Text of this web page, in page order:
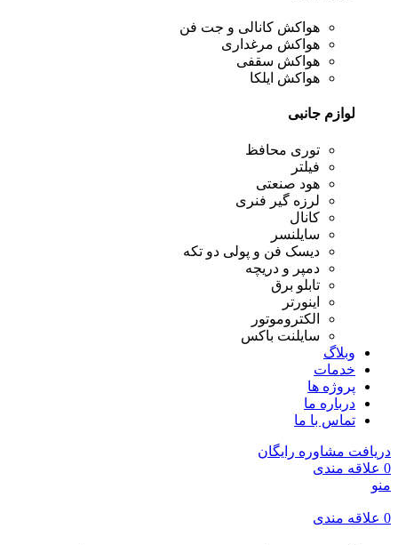
هواکش کانالی و جت فن
هواکش مرغداری
هواکش سقفی
هواکش ایلکا
لوازم جانبی
توری محافظ
فیلتر
هود صنعتی
لرزه گیر فنری
کانال
سایلنسر
دیسک فن و پولی دو تکه
دمپر و دریچه
تابلو برق
اینورتر
الکتروموتور
سایلنت باکس
وبلاگ
خدمات
پروژه ها
درباره ما
تماس با ما
دریافت مشاوره رایگان
0 علاقه مندی
منو
0 علاقه مندی